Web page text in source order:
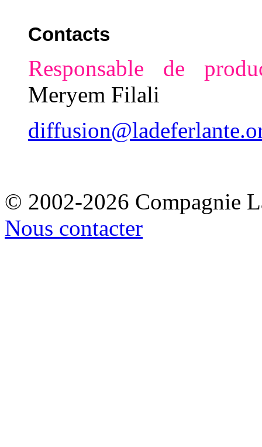
Contacts
Responsable de
Meryem Filali
© 2002-2026 Compagnie
Nous contacter